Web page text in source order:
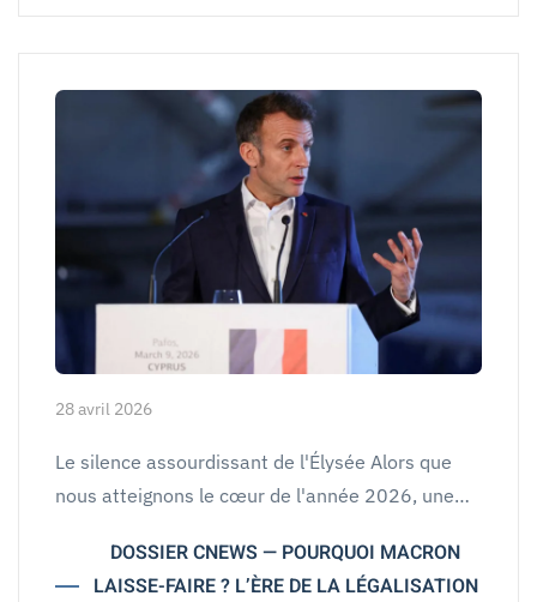
28 avril 2026
Le silence assourdissant de l'Élysée Alors que
nous atteignons le cœur de l'année 2026, une…
DOSSIER CNEWS — POURQUOI MACRON
LAISSE-FAIRE ? L’ÈRE DE LA LÉGALISATION